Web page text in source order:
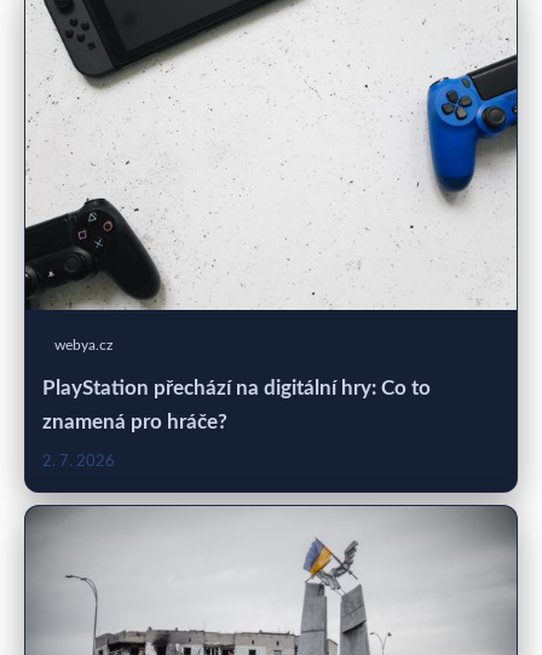
webya.cz
PlayStation přechází na digitální hry: Co to
znamená pro hráče?
2. 7. 2026